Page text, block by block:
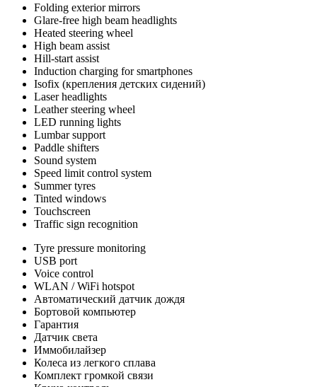
Folding exterior mirrors
Glare-free high beam headlights
Heated steering wheel
High beam assist
Hill-start assist
Induction charging for smartphones
Isofix (крепления детских сидений)
Laser headlights
Leather steering wheel
LED running lights
Lumbar support
Paddle shifters
Sound system
Speed limit control system
Summer tyres
Tinted windows
Touchscreen
Traffic sign recognition
Tyre pressure monitoring
USB port
Voice control
WLAN / WiFi hotspot
Автоматический датчик дождя
Бортовой компьютер
Гарантия
Датчик света
Иммобилайзер
Колеса из легкого сплава
Комплект громкой связи